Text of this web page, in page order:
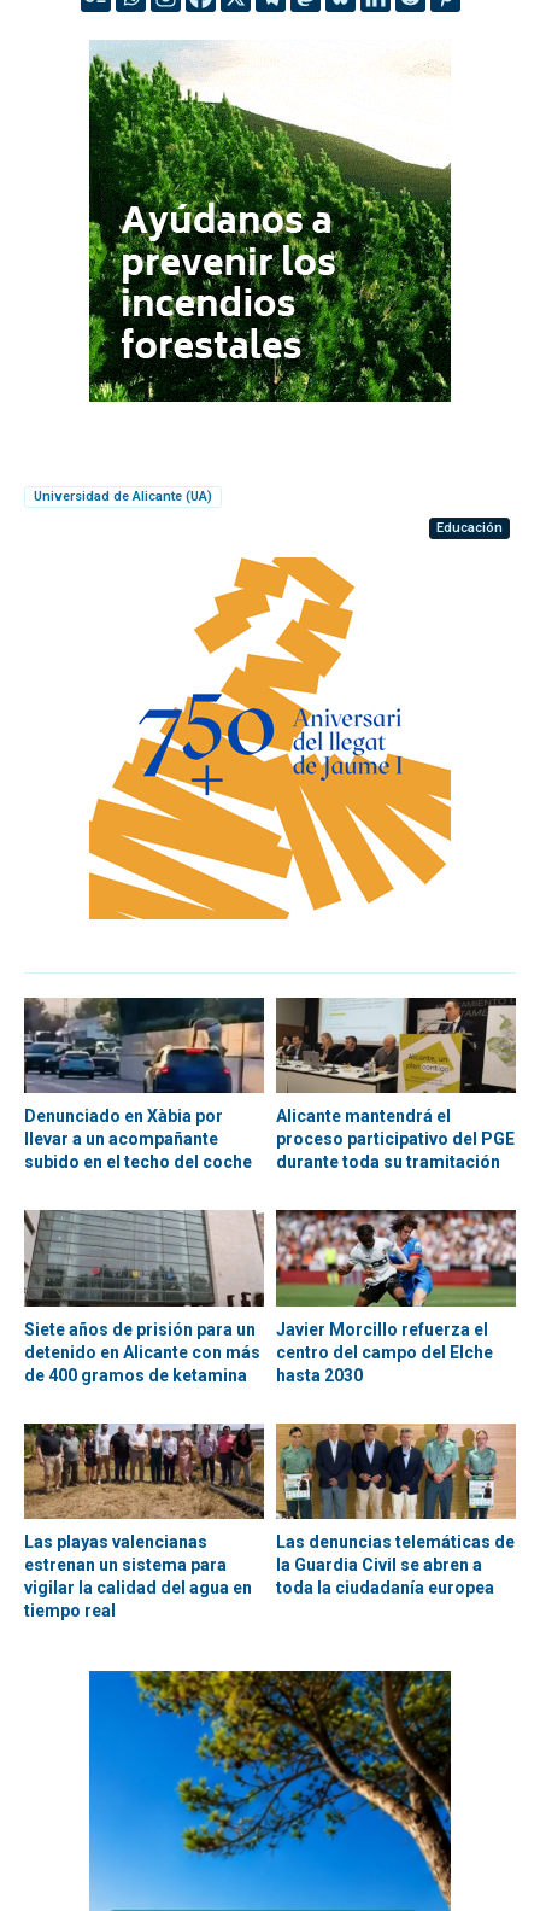
Universidad de Alicante (UA)
Educación
Denunciado en Xàbia por
llevar a un acompañante
subido en el techo del coche
Alicante mantendrá el
proceso participativo del PGE
durante toda su tramitación
Siete años de prisión para un
detenido en Alicante con más
de 400 gramos de ketamina
Javier Morcillo refuerza el
centro del campo del Elche
hasta 2030
Las playas valencianas
estrenan un sistema para
vigilar la calidad del agua en
tiempo real
Las denuncias telemáticas de
la Guardia Civil se abren a
toda la ciudadanía europea